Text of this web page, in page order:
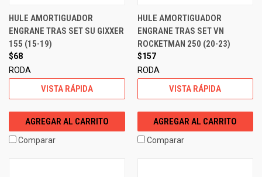
HULE AMORTIGUADOR
ENGRANE TRAS SET SU GIXXER
155 (15-19)
$68
RODA
VISTA RÁPIDA
AGREGAR AL CARRITO
Comparar
HULE AMORTIGUADOR
ENGRANE TRAS SET VN
ROCKETMAN 250 (20-23)
$157
RODA
VISTA RÁPIDA
AGREGAR AL CARRITO
Comparar